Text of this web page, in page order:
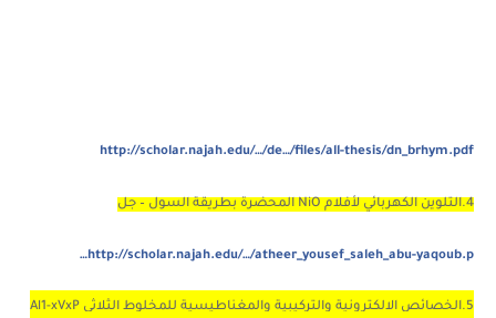
http://scholar.najah.edu/…/de…/files/all-thesis/dn_brhym.pdf
4.التلوين الكهربائي لأفلام NiO المحضرة بطريقة السول – جل
http://scholar.najah.edu/…/atheer_yousef_saleh_abu-yaqoub.p…
5.الخصائص الالكترونية والتركيبية والمغناطيسية للمخلوط الثلاثي Al1-xVxP